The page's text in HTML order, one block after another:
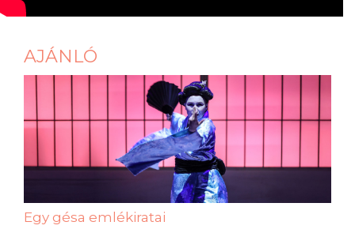
AJÁNLÓ
Egy gésa emlékiratai